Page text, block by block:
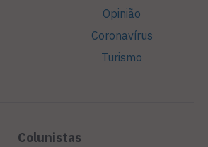
Opinião
Coronavírus
Turismo
Colunistas